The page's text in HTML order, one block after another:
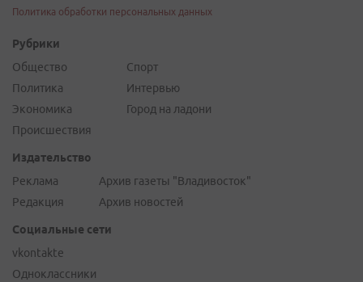
Политика обработки персональных данных
Рубрики
Общество
Политика
Экономика
Происшествия
Спорт
Интервью
Город на ладони
Издательство
Реклама
Редакция
Архив газеты "Владивосток"
Архив новостей
Социальные сети
vkontakte
Одноклассники